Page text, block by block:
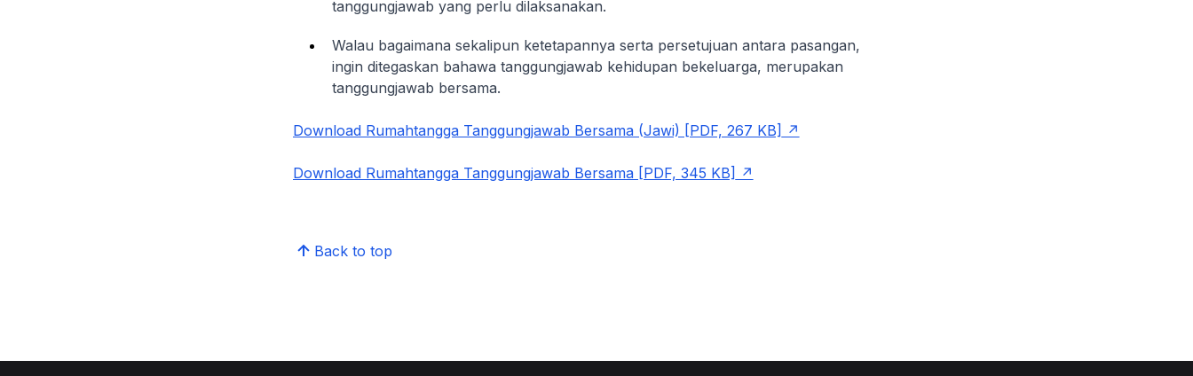
tanggungjawab yang perlu dilaksanakan.
Walau bagaimana sekalipun ketetapannya serta persetujuan antara pasangan,
ingin ditegaskan bahawa tanggungjawab kehidupan bekeluarga, merupakan
tanggungjawab bersama.
Download Rumahtangga Tanggungjawab Bersama (Jawi) [PDF, 267 KB]
Download Rumahtangga Tanggungjawab Bersama [PDF, 345 KB]
Back to top